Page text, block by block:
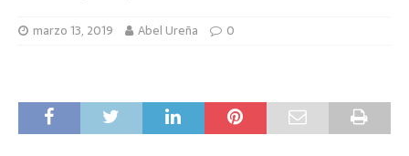
marzo 13, 2019 Abel Ureña 0